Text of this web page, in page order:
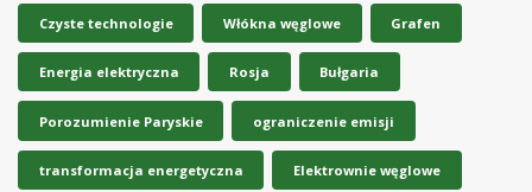
Czyste technologie Włókna węglowe Grafen
Energia elektryczna Rosja Bułgaria
Porozumienie Paryskie ograniczenie emisji
transformacja energetyczna Elektrownie węglowe